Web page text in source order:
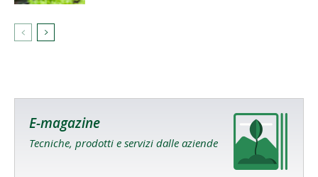
E-magazine
Tecniche, prodotti e servizi dalle aziende